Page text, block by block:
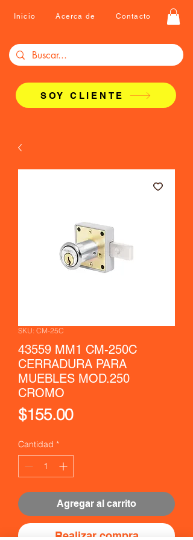
Inicio Acerca de Contacto
SOY CLIENTE
SKU: CM-25C
43559 MM1 CM-250C
CERRADURA PARA
MUEBLES MOD.250
CROMO
$155.00Precio
Cantidad *
Agregar al carrito
Realizar compra